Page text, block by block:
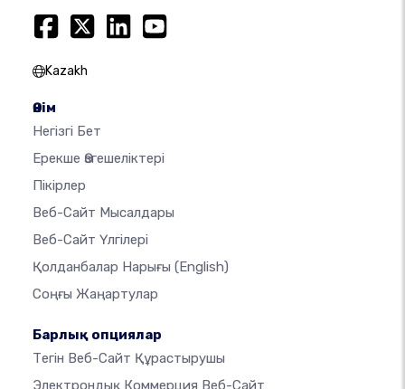
Kazakh
Өнім
Негізгі Бет
Ерекше Өзгешеліктері
Пікірлер
Веб-Сайт Мысалдары
Веб-Сайт Үлгілері
Қолданбалар Нарығы (English)
Соңғы Жаңартулар
Барлық опциялар
Тегін Веб-Сайт Құрастырушы
Электрондық Коммерция Веб-Сайт